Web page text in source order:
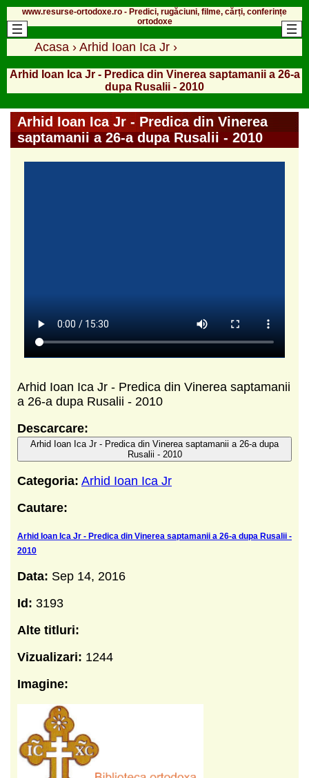
www.resurse-ortodoxe.ro - Predici, rugăciuni, filme, cărți, conferințe
ortodoxe
Acasa › Arhid Ioan Ica Jr ›
Arhid Ioan Ica Jr - Predica din Vinerea saptamanii a 26-a
dupa Rusalii - 2010
Arhid Ioan Ica Jr - Predica din Vinerea
saptamanii a 26-a dupa Rusalii - 2010
Arhid Ioan Ica Jr - Predica din Vinerea saptamanii
a 26-a dupa Rusalii - 2010
Descarcare:
Arhid Ioan Ica Jr - Predica din Vinerea saptamanii a 26-a dupa
Rusalii - 2010
Categoria: Arhid Ioan Ica Jr
Cautare:
Arhid Ioan Ica Jr - Predica din Vinerea saptamanii a 26-a dupa Rusalii -
2010
Data: Sep 14, 2016
Id: 3193
Alte titluri:
Vizualizari: 1244
Imagine: